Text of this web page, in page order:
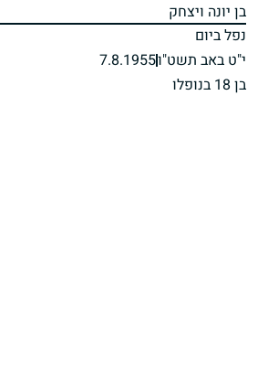
בן יונה ויצחק
נפל ביום
י"ט באב תשט"ו7.8.1955
בן 18 בנופלו